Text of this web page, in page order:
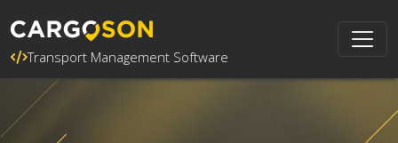
Transport Management Software